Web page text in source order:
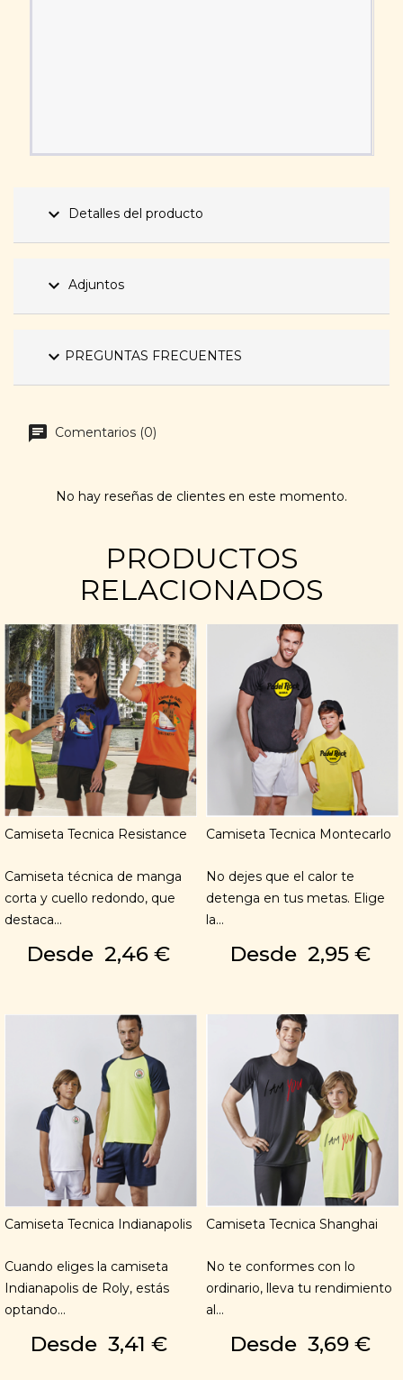
expand_more Detalles del producto
expand_more Adjuntos
expand_more PREGUNTAS FRECUENTES
Comentarios (0)
No hay reseñas de clientes en este momento.
PRODUCTOS
RELACIONADOS
Camiseta Tecnica Resistance
Camiseta técnica de manga
corta y cuello redondo, que
destaca...
Desde 2,46 €
Camiseta Tecnica Montecarlo
No dejes que el calor te
detenga en tus metas. Elige
la...
Desde 2,95 €
Camiseta Tecnica Indianapolis
Cuando eliges la camiseta
Indianapolis de Roly, estás
optando...
Desde 3,41 €
Camiseta Tecnica Shanghai
No te conformes con lo
ordinario, lleva tu rendimiento
al...
Desde 3,69 €